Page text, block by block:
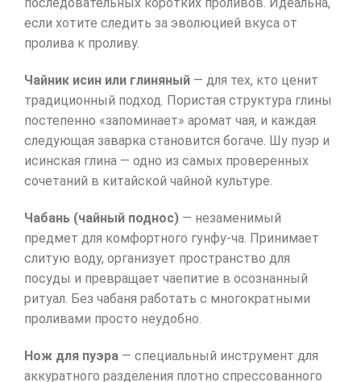
последовательных коротких проливов. Идеальна,
если хотите следить за эволюцией вкуса от
пролива к проливу.
Чайник исин или глиняный — для тех, кто ценит
традиционный подход. Пористая структура глины
постепенно «запоминает» аромат чая, и каждая
следующая заварка становится богаче. Шу пуэр и
исинская глина — одно из самых проверенных
сочетаний в китайской чайной культуре.
Чабань (чайный поднос) — незаменимый
предмет для комфортного гунфу-ча. Принимает
слитую воду, организует пространство для
посуды и превращает чаепитие в осознанный
ритуал. Без чабаня работать с многократными
проливами просто неудобно.
Нож для пуэра — специальный инструмент для
аккуратного разделения плотно спрессованного